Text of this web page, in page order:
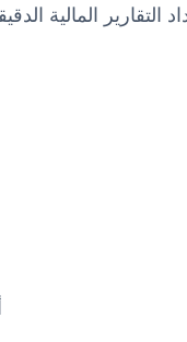
التقارير المالية